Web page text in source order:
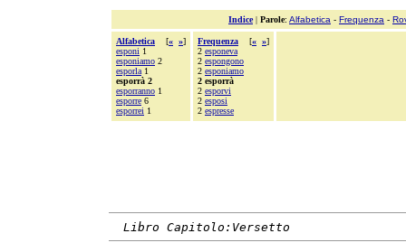
Indice| Parole: Alfabetica - Frequenza -
Alfabetica [« »]
esponi 1
esponiamo 2
esporla 1
esporrà 2
esporranno 1
esporre 6
esporrei 1
Frequenza [« »]
2 esponeva
2 espongono
2 esponiamo
2 esporrà
2 esporvi
2 esposi
2 espresse
Libro Capitolo:Versetto